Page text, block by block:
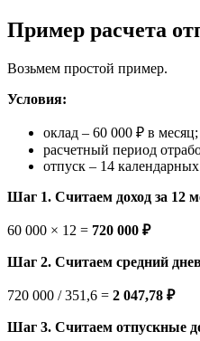
Пример расчета
Возьмем простой пример.
Условия:
оклад – 60 000 ₽ в месяц;
расчетный период
отпуск – 14
Шаг 1. Считаем доход за 12
60 000 × 12 = 720 000 ₽
Шаг 2. Считаем средний
720 000 / 351,6 = 2 047,78 ₽
Шаг 3. Считаем отпускные